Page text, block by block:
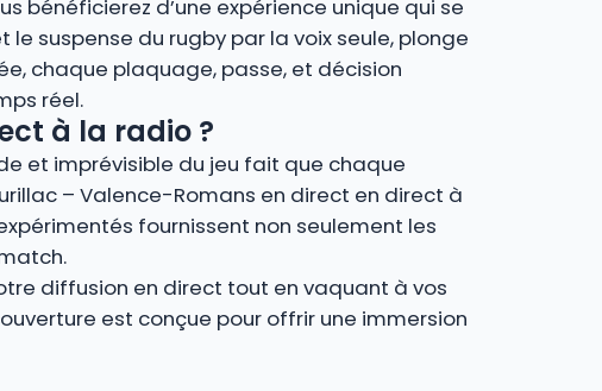
bénéficierez d’une expérience unique qui se
suspense du rugby par la voix seule, plonge
chaque plaquage, passe, et décision
réel.
à la radio ?
et imprévisible du jeu fait que chaque
– Valence-Romans en direct en direct à
fournissent non seulement les
diffusion en direct tout en vaquant à vos
est conçue pour offrir une immersion